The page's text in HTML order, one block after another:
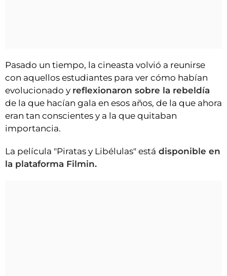
Pasado un tiempo, la cineasta volvió a reunirse
con aquellos estudiantes para ver cómo habían
evolucionado y reflexionaron sobre la rebeldía
de la que hacían gala en esos años, de la que ahora
eran tan conscientes y a la que quitaban
importancia.
La película "Piratas y Libélulas" está disponible en
la plataforma Filmin.